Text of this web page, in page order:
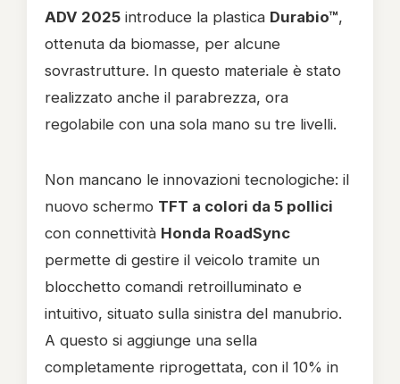
ADV 2025 introduce la plastica Durabio™,
ottenuta da biomasse, per alcune
sovrastrutture. In questo materiale è stato
realizzato anche il parabrezza, ora
regolabile con una sola mano su tre livelli.
Non mancano le innovazioni tecnologiche: il
nuovo schermo TFT a colori da 5 pollici
con connettività Honda RoadSync
permette di gestire il veicolo tramite un
blocchetto comandi retroilluminato e
intuitivo, situato sulla sinistra del manubrio.
A questo si aggiunge una sella
completamente riprogettata, con il 10% in